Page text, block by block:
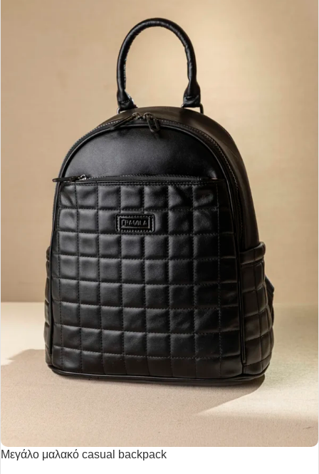
Μεγάλο μαλακό casual backpack